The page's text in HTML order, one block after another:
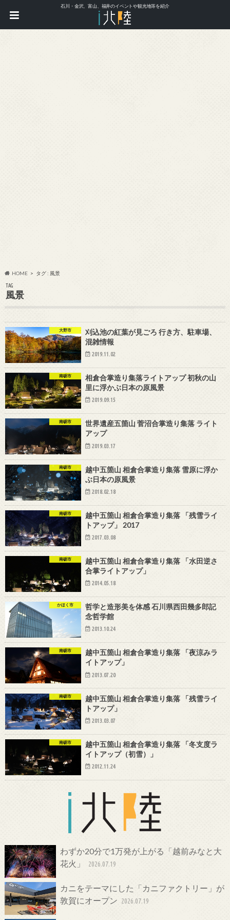
石川・金沢、富山、福井のイベントや観光地等を紹介
HOME タグ : 風景
TAG
風景
大野市
刈込池の紅葉が見ごろ 行き方、駐車場、
混雑情報
2019.11.02
南砺市
相倉合掌造り集落ライトアップ 初秋の山
里に浮かぶ日本の原風景
2019.09.15
南砺市
世界遺産五箇山 菅沼合掌造り集落 ライト
アップ
2019.03.17
南砺市
越中五箇山 相倉合掌造り集落 雪原に浮か
ぶ日本の原風景
2018.02.18
南砺市
越中五箇山 相倉合掌造り集落 「残雪ライ
トアップ」 2017
2017.03.08
南砺市
越中五箇山 相倉合掌造り集落 「水田逆さ
合掌ライトアップ」
2014.05.18
かほく市
哲学と造形美を体感 石川県西田幾多郎記
念哲学館
2013.10.24
南砺市
越中五箇山 相倉合掌造り集落 「夜涼みラ
イトアップ」
2013.07.20
南砺市
越中五箇山 相倉合掌造り集落 「残雪ライ
トアップ」
2013.03.07
南砺市
越中五箇山 相倉合掌造り集落 「冬支度ラ
イトアップ（初雪）」
2012.11.24
わずか20分で1万発が上がる「越前みなと大
花火」
2026.07.19
カニをテーマにした「カニファクトリー」が
敦賀にオープン 2026.07.19